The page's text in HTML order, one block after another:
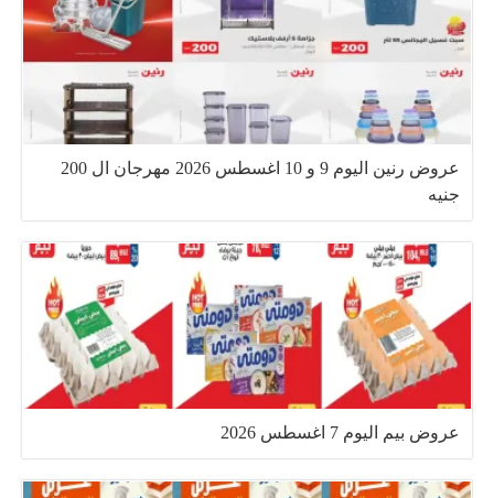
عروض رنين اليوم 9 و 10 اغسطس 2026 مهرجان ال 200
جنيه
عروض بيم اليوم 7 اغسطس 2026